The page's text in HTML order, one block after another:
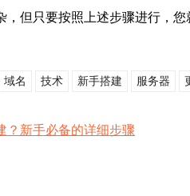
，但只要按照上述步骤进行，
域名 技术 新手搭建 服务器
？新手必备的详细步骤